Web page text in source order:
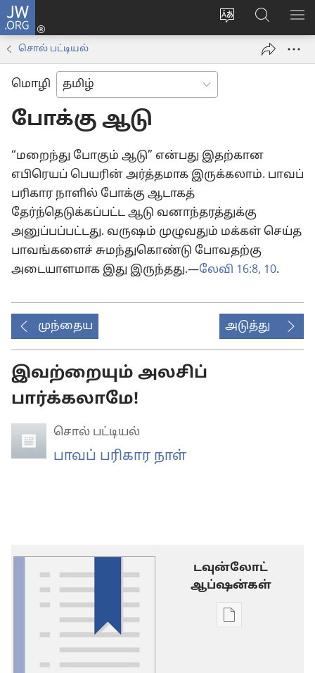
JW.ORG
மொழியை
மாற்றவும்
உள்நுழைக
window)
JW.ORG-
ல்
தேடவும்
சொல் பட்டியல்
மொழி
போக்கு ஆடு
“மறைந்து போகும் ஆடு” என்பது இதற்கான
எபிரெயப் பெயரின் அர்த்தமாக இருக்கலாம். பாவப்
பரிகார நாளில் போக்கு ஆடாகத்
தேர்ந்தெடுக்கப்பட்ட ஆடு வனாந்தரத்துக்கு
அனுப்பப்பட்டது. வருஷம் முழுவதும் மக்கள் செய்த
பாவங்களைச் சுமந்துகொண்டு போவதற்கு
அடையாளமாக இது இருந்தது.—லேவி 16:8, 10.
முந்தைய அடுத்து
இவற்றையும் அலசிப்
பார்க்கலாமே!
சொல் பட்டியல்
பாவப் பரிகார நாள்
டவுன்லோட்
ஆப்ஷன்கள்
டிஜிட்டல்